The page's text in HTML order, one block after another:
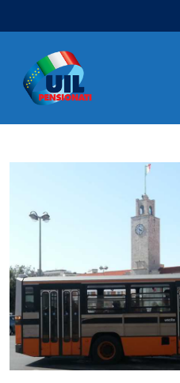
Navigazione principale